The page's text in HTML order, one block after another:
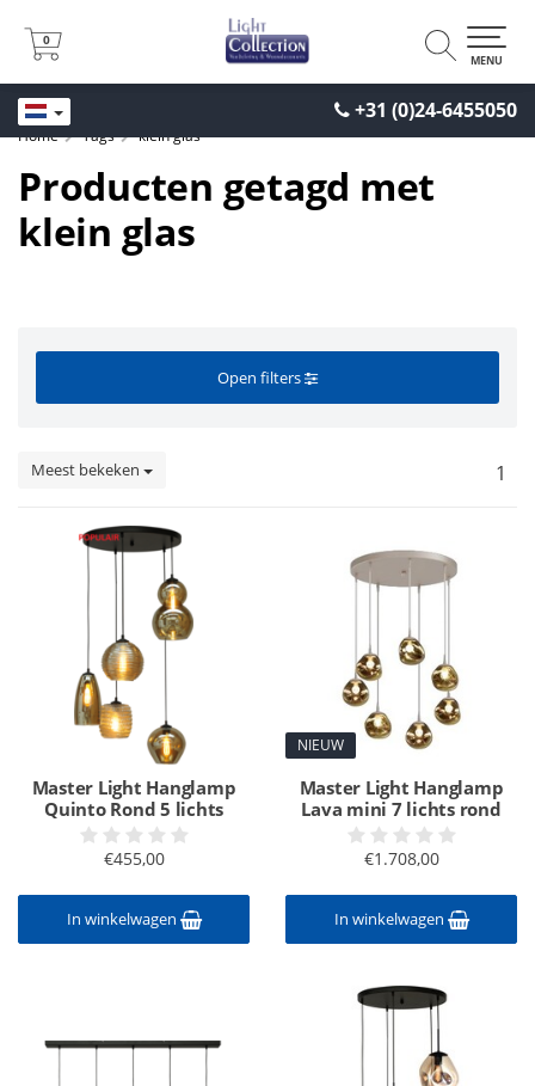
+31 (0)24-6455050
0
0
MENU
Home Tags klein glas
Producten getagd met
klein glas
Open filters
Meest bekeken 1
Master Light Hanglamp
Quinto Rond 5 lichts
€455,00
In winkelwagen
NIEUW
Master Light Hanglamp
Lava mini 7 lichts rond
€1.708,00
In winkelwagen